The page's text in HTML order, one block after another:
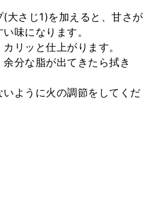
大さじ1)を加えると、甘さが
味になります。
リッと仕上がります。
分な脂が出てきたら拭き
ように火の調節をしてくだ